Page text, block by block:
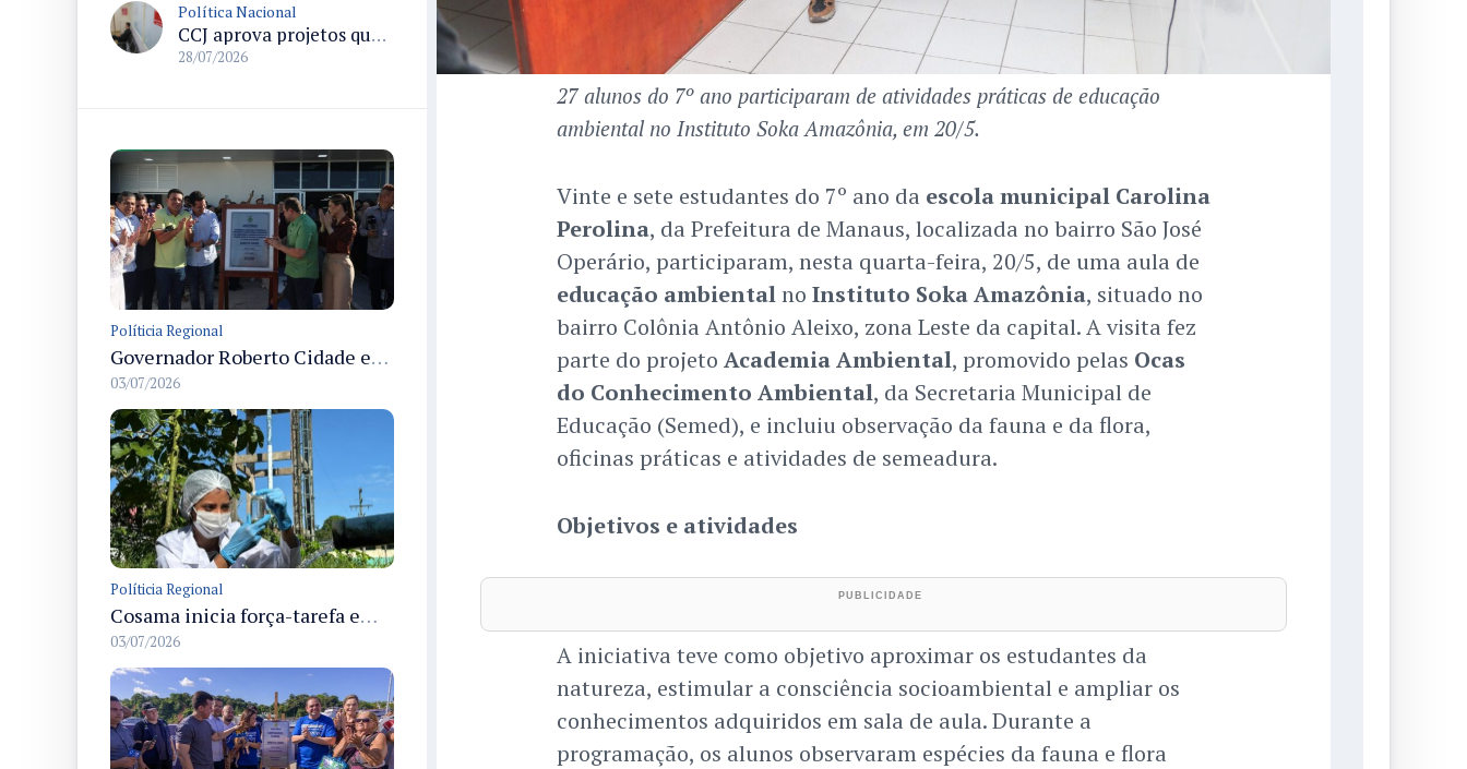
Política Nacional
CCJ aprova projetos que criam datas comemorativas e reconhecem Uberlândia como capital do paradesporto
28/07/2026
Políticia Regional
Governador Roberto Cidade entrega readequação do ambulatório da FCecon e amplia capacidade de atendimento oncológico em Manaus
03/07/2026
Políticia Regional
Cosama inicia força-tarefa em Anamã para fortalecer abastecimento de água e segurança hídrica da população
03/07/2026
27 alunos do 7º ano participaram de atividades práticas de educação
ambiental no Instituto Soka Amazônia, em 20/5.
Vinte e sete estudantes do 7º ano da escola municipal Carolina
Perolina, da Prefeitura de Manaus, localizada no bairro São José
Operário, participaram, nesta quarta-feira, 20/5, de uma aula de
educação ambientalno Instituto Soka Amazônia, situado no
bairro Colônia Antônio Aleixo, zona Leste da capital. A visita fez
parte do projeto Academia Ambiental, promovido pelas Ocas
do Conhecimento Ambiental, da Secretaria Municipal de
Educação (Semed), e incluiu observação da fauna e da flora,
oficinas práticas e atividades de semeadura.
Objetivos e atividades
A iniciativa teve como objetivo aproximar os estudantes da
natureza, estimular a consciência socioambiental e ampliar os
conhecimentos adquiridos em sala de aula. Durante a
programação, os alunos observaram espécies da fauna e flora